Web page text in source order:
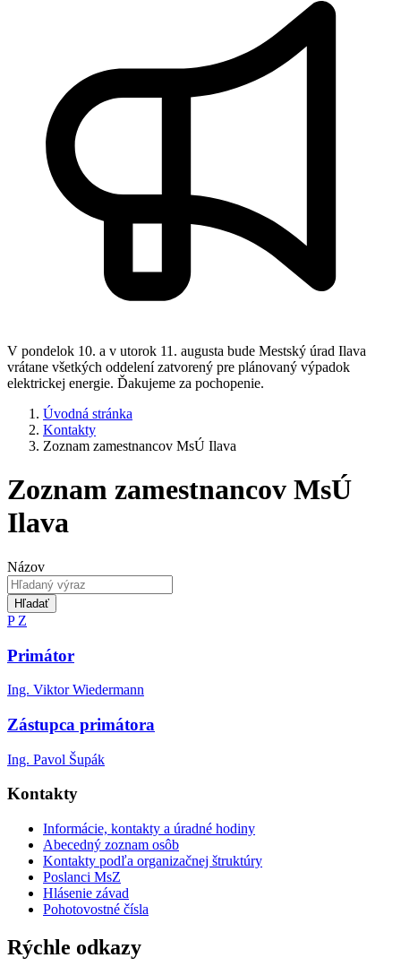
V pondelok 10. a v utorok 11. augusta bude Mestský úrad Ilava
vrátane všetkých oddelení zatvorený pre plánovaný výpadok
elektrickej energie. Ďakujeme za pochopenie.
Úvodná stránka
Kontakty
Zoznam zamestnancov MsÚ Ilava
Zoznam zamestnancov MsÚ
Ilava
Názov
Hľadať
P Z
Primátor
Ing. Viktor Wiedermann
Zástupca primátora
Ing. Pavol Šupák
Kontakty
Informácie, kontakty a úradné hodiny
Abecedný zoznam osôb
Kontakty podľa organizačnej štruktúry
Poslanci MsZ
Hlásenie závad
Pohotovostné čísla
Rýchle odkazy